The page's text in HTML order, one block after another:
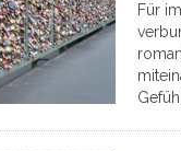
Für